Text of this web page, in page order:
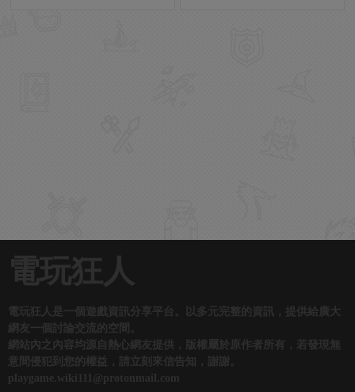
電玩狂人
電玩狂人是一個遊戲資訊分享平台。以多元完整的資訊，提供給廣大
網友一個討論交流的空間。
網站內之內容均源自熱心網友提供，版權屬於原作者所有，若發現無
意間侵犯到您的權益，請立刻來信告知，謝謝。
playgame.wiki111@protonmail.com